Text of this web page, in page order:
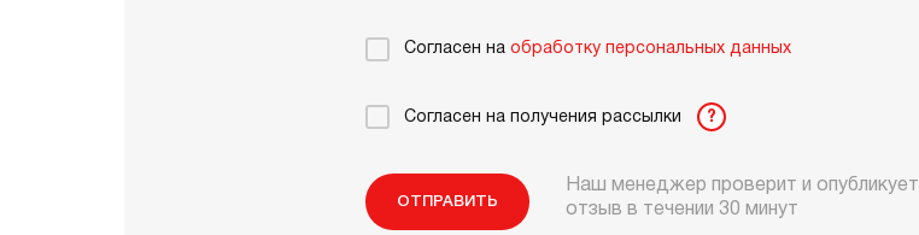
Согласен на обработку персональных данных
Согласен на получения рассылки ?
ОТПРАВИТЬ
Наш менеджер проверит и опубликует
отзыв в течении 30 минут